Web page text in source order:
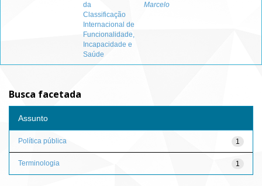
da
Classificação
Internacional de
Funcionalidade,
Incapacidade e
Saúde
Marcelo
Busca facetada
Assunto
1
Política pública
1
Terminologia